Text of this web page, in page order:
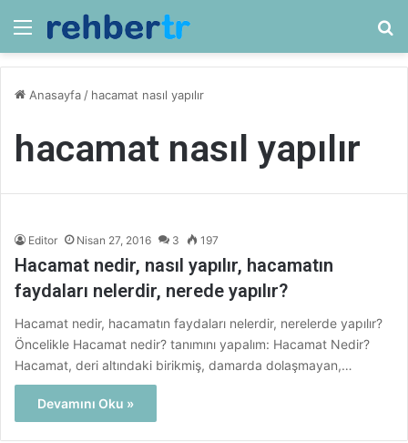
Menü
Anasayfa / hacamat nasıl yapılır
hacamat nasıl yapılır
Editor Nisan 27, 2016 3 197
Hacamat nedir, nasıl yapılır, hacamatın
faydaları nelerdir, nerede yapılır?
Hacamat nedir, hacamatın faydaları nelerdir, nerelerde yapılır?
Öncelikle Hacamat nedir? tanımını yapalım: Hacamat Nedir?
Hacamat, deri altındaki birikmiş, damarda dolaşmayan,…
Devamını Oku »